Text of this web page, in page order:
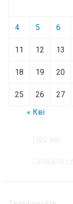
4 5 6
11 12 13
18 19 20
25 26 27
« Кві